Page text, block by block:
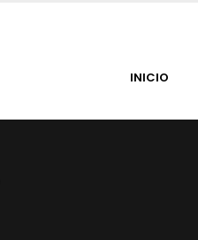
INICIO